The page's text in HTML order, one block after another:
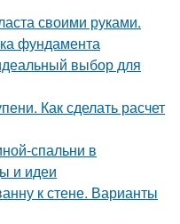
своими руками.
фундамента
выбор для
Как сделать расчет
спальни в
и идеи
к стене. Варианты